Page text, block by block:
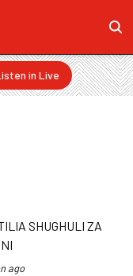
in Live
SHUGHULI ZA
ago